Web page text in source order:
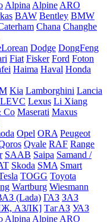
Alpina Alpine ARO
BAW Bentley BMW
Chana Changhe
Dodge DongFeng
Fiat Fisker Ford Foton
Haima Haval Honda
Kia Lamborghini Lancia
LEVC Lexus Li Xiang
Co Maserati Maxus
Opel ORA Peugeot
Qvale RAF Range
SAAB Saipa Samand /
Skoda SMA Smart
TOGG Toyota
Wartburg Wiesmann
(Lada) ГАЗ ЗАЗ
АЗЛК] ТагАЗ УАЗ
Alpina Alpine ARO